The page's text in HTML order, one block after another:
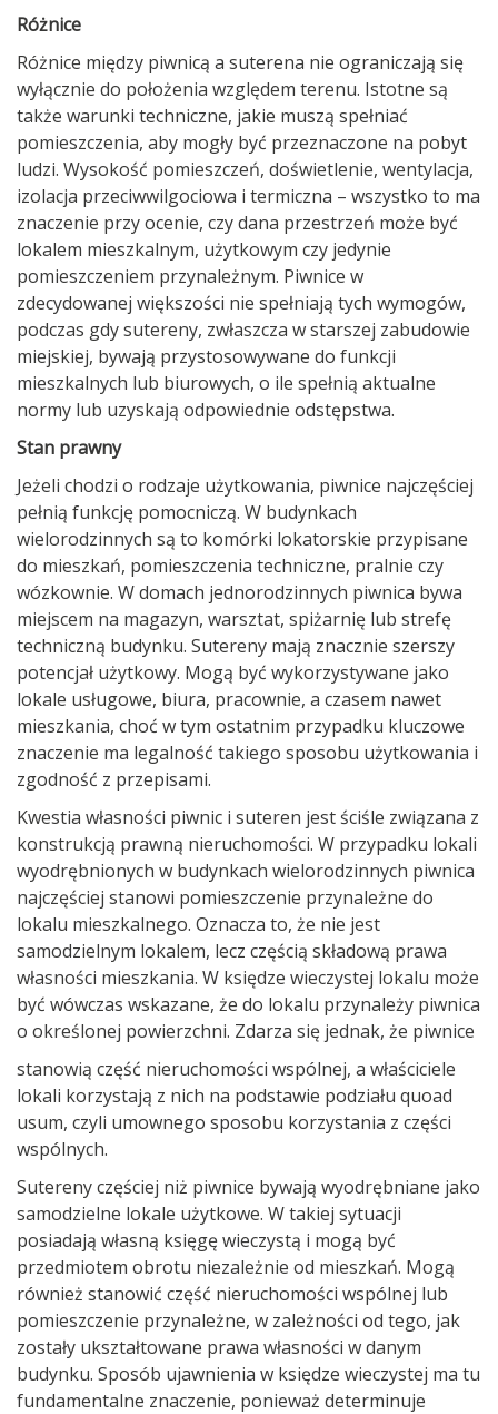
Różnice
Różnice między piwnicą a suterena nie ograniczają się
wyłącznie do położenia względem terenu. Istotne są
także warunki techniczne, jakie muszą spełniać
pomieszczenia, aby mogły być przeznaczone na pobyt
ludzi. Wysokość pomieszczeń, doświetlenie, wentylacja,
izolacja przeciwwilgociowa i termiczna – wszystko to ma
znaczenie przy ocenie, czy dana przestrzeń może być
lokalem mieszkalnym, użytkowym czy jedynie
pomieszczeniem przynależnym. Piwnice w
zdecydowanej większości nie spełniają tych wymogów,
podczas gdy sutereny, zwłaszcza w starszej zabudowie
miejskiej, bywają przystosowywane do funkcji
mieszkalnych lub biurowych, o ile spełnią aktualne
normy lub uzyskają odpowiednie odstępstwa.
Stan prawny
Jeżeli chodzi o rodzaje użytkowania, piwnice najczęściej
pełnią funkcję pomocniczą. W budynkach
wielorodzinnych są to komórki lokatorskie przypisane
do mieszkań, pomieszczenia techniczne, pralnie czy
wózkownie. W domach jednorodzinnych piwnica bywa
miejscem na magazyn, warsztat, spiżarnię lub strefę
techniczną budynku. Sutereny mają znacznie szerszy
potencjał użytkowy. Mogą być wykorzystywane jako
lokale usługowe, biura, pracownie, a czasem nawet
mieszkania, choć w tym ostatnim przypadku kluczowe
znaczenie ma legalność takiego sposobu użytkowania i
zgodność z przepisami.
Kwestia własności piwnic i suteren jest ściśle związana z
konstrukcją prawną nieruchomości. W przypadku lokali
wyodrębnionych w budynkach wielorodzinnych piwnica
najczęściej stanowi pomieszczenie przynależne do
lokalu mieszkalnego. Oznacza to, że nie jest
samodzielnym lokalem, lecz częścią składową prawa
własności mieszkania. W księdze wieczystej lokalu może
być wówczas wskazane, że do lokalu przynależy piwnica
o określonej powierzchni. Zdarza się jednak, że piwnice
stanowią część nieruchomości wspólnej, a właściciele
lokali korzystają z nich na podstawie podziału quoad
usum, czyli umownego sposobu korzystania z części
wspólnych.
Sutereny częściej niż piwnice bywają wyodrębniane jako
samodzielne lokale użytkowe. W takiej sytuacji
posiadają własną księgę wieczystą i mogą być
przedmiotem obrotu niezależnie od mieszkań. Mogą
również stanowić część nieruchomości wspólnej lub
pomieszczenie przynależne, w zależności od tego, jak
zostały ukształtowane prawa własności w danym
budynku. Sposób ujawnienia w księdze wieczystej ma tu
fundamentalne znaczenie, ponieważ determinuje